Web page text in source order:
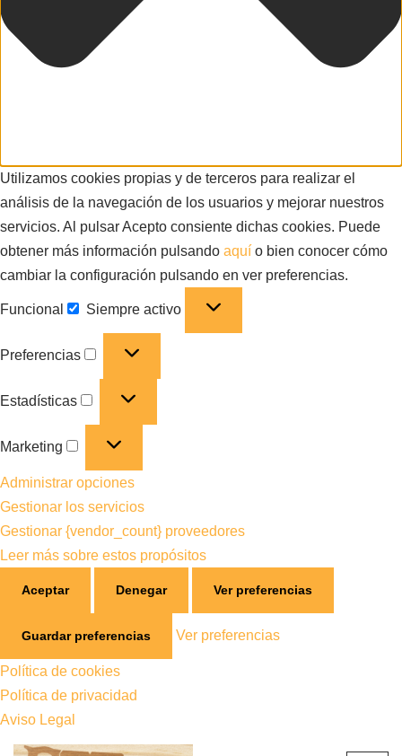
Utilizamos cookies propias y de terceros para realizar el
análisis de la navegación de los usuarios y mejorar nuestros
servicios. Al pulsar Acepto consiente dichas cookies. Puede
obtener más información pulsando aquí o bien conocer cómo
cambiar la configuración pulsando en ver preferencias.
Funcional Siempre activo
Preferencias
Estadísticas
Marketing
Administrar opciones
Gestionar los servicios
Gestionar {vendor_count} proveedores
Leer más sobre estos propósitos
Aceptar Denegar Ver preferencias
Guardar preferencias Ver preferencias
Política de cookies
Política de privacidad
Aviso Legal